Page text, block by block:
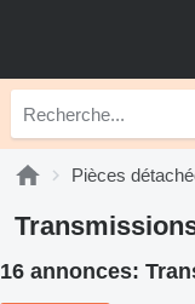
Pièces
16 annonces: